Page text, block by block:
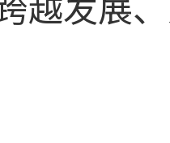
越发展